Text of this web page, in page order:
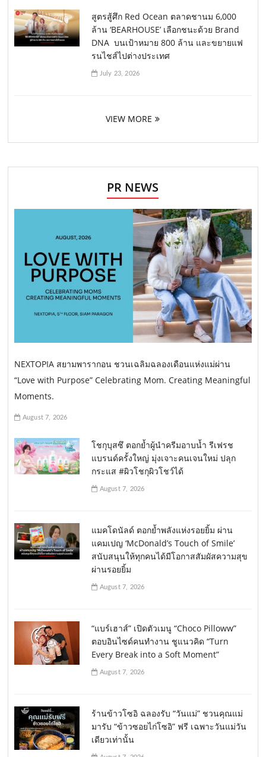
สูตรสู้ศึก Red Ocean ตลาดชานม 6,000
ล้าน ‘BEARHOUSE’ เลือกชนะด้วย Brand
DNA บนเป้าหมาย 800 ล้าน และขยายแฟ
รนไชส์ไปต่างประเทศ
July 23, 2026
VIEW MORE
PR NEWS
NEXTOPIA สยามพารากอน ชวนเฉลิมฉลองเดือนแห่งแม่ผ่าน
“Love with Purpose” Celebrating Mom. Creating Meaningful
Moments.
August 7, 2026
โชกุบุสซึ ตอกย้ำผู้นำครีมอาบน้ำ รีเฟรช
แบรนด์ครั้งใหญ่ มุ่งเจาะคนเจนใหม่ ปลุก
กระแส #ผิวโชกุผิวโชว์ได้
August 7, 2026
แมคโดนัลด์ ตอกย้ำพลังแห่งรอยยิ้ม ผ่าน
แคมเปญ ‘McDonald’s Touch of Smile’
สนับสนุนให้ทุกคนได้มีโอกาสสัมผัสความสุข
ผ่านรอยยิ้ม
August 7, 2026
“แบร์เฮาส์” เปิดตัวเมนู “Choco Pilloww”
ตอบอินไซด์คนทำงาน ชูแนวคิด “Turn
Every Break into a Soft Moment”
August 7, 2026
ร้านข้าวโซอิ ฉลองรับ “วันแม่” ชวนคุณแม่
มารับ “ข้าวซอยไก่โซอิ” ฟรี เฉพาะวันแม่วัน
เดียวเท่านั้น